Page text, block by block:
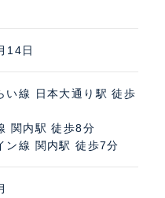
14日
い線 日本大通り駅 徒歩
関内駅 徒歩8分
ン線 関内駅 徒歩7分